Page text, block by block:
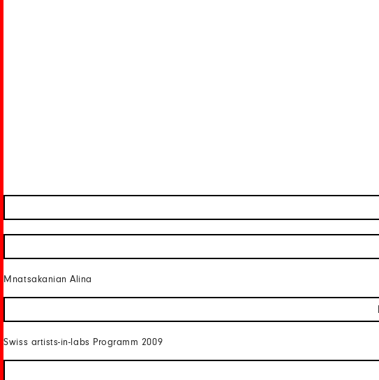
Mnatsakanian Alina
Swiss artists-in-labs Programm 2009